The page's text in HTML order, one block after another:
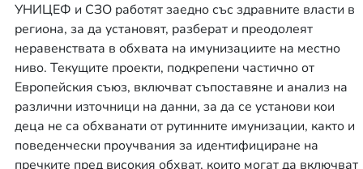
УНИЦЕФ и СЗО работят заедно със здравните власти в
региона, за да установят, разберат и преодолеят
неравенствата в обхвата на имунизациите на местно
ниво. Текущите проекти, подкрепени частично от
Европейския съюз, включват съпоставяне и анализ на
различни източници на данни, за да се установи кои
деца не са обхванати от рутинните имунизации, както и
поведенчески проучвания за идентифициране на
пречките пред високия обхват, които могат да включват